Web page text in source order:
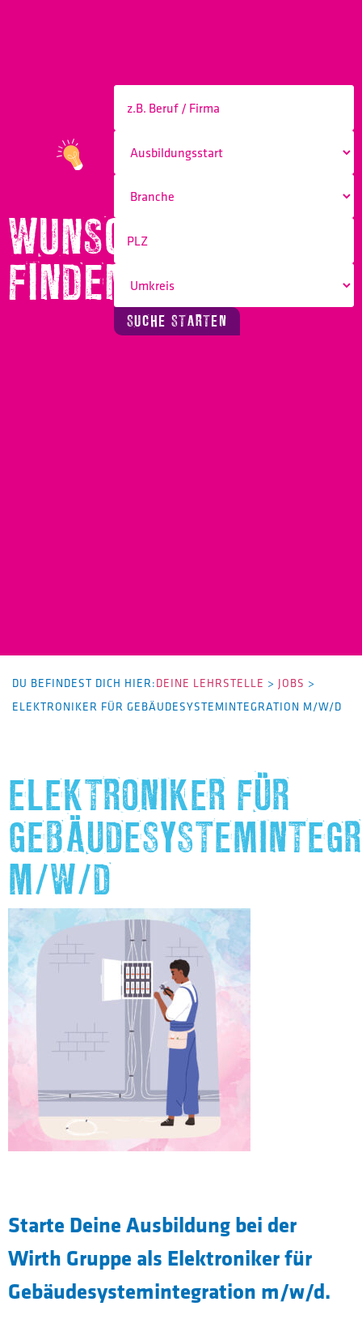
WUNSCHBERUF
FINDEN!
SUCHE STARTEN
DU BEFINDEST DICH HIER:DEINE LEHRSTELLE > JOBS >
ELEKTRONIKER FÜR GEBÄUDESYSTEMINTEGRATION M/W/D
ELEKTRONIKER FÜR
M/W/D
Starte Deine Ausbildung bei der
Wirth Gruppe als Elektroniker für
Gebäudesystemintegration m/w/d.